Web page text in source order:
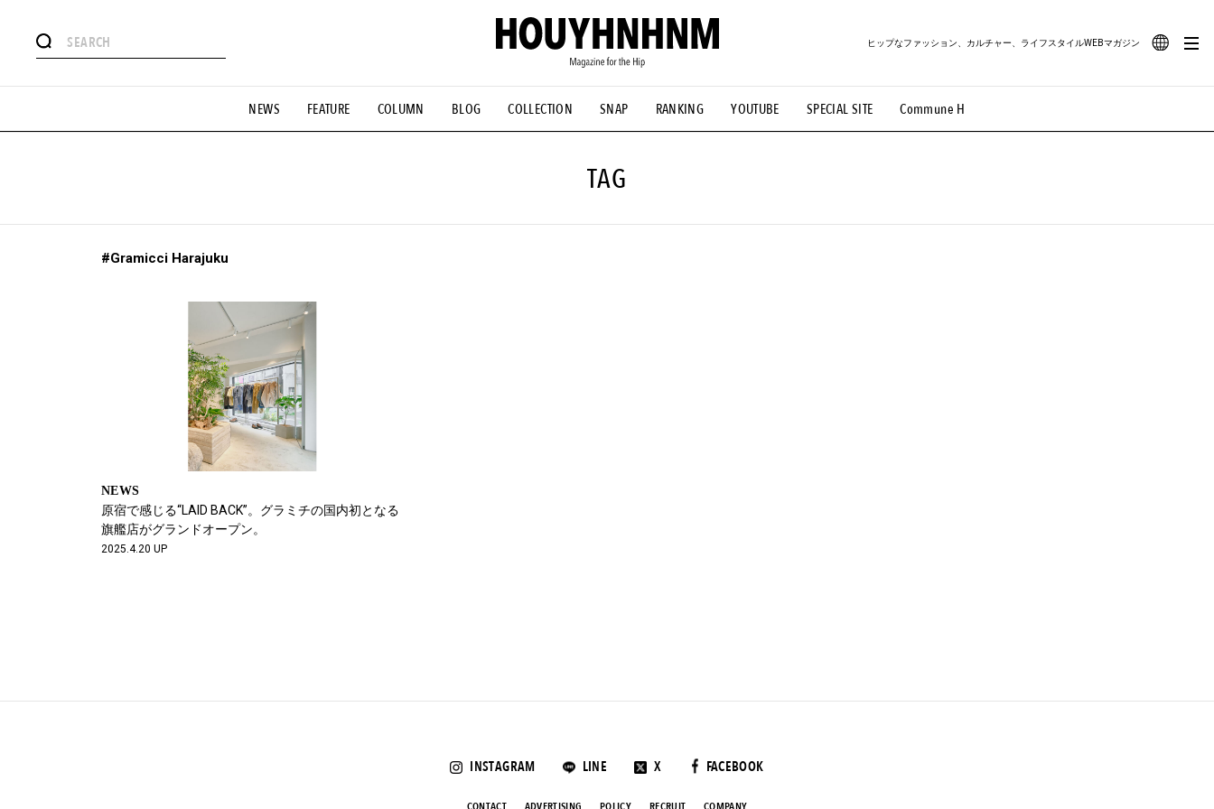
NEWS FEATURE COLUMN BLOG COLLECTION SNAP RANKING YOUTUBE SPECIAL SITE Commune H
ヒップなファッション、カルチャー、ライフスタイルWEBマガジン
#憧れの逸品 #ESSENTIAL DESIGNS #古着サミット #NEW VINTAGE #マイナーグッド図鑑 #路地裏てぃーん。 #MONTHLY JOURNAL
#GH 銘品の所以 #フイナムのYouTube #Commune H #FOCUS IT #AH.H #ととけん #FASHION #MUSIC #MOVIE #LIFESTYLE #SNEAKER #OUTDOOR
TAG
#Gramicci Harajuku
NEWS
原宿で感じる“LAID BACK”。グラミチの国内初となる
旗艦店がグランドオープン。
2025.4.20 UP
INSTAGRAM LINE X FACEBOOK